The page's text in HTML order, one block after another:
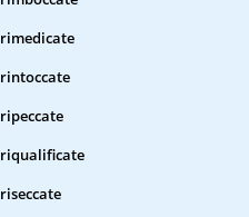
rimedicate
rintoccate
ripeccate
riqualificate
riseccate